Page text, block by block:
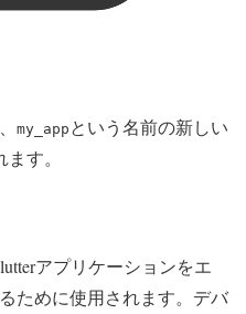
my_app という名前の新しい
す。
アプリケーションをエ
ために使用されます。デバ